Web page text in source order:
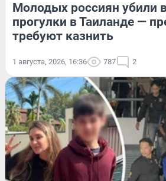
Молодых россиян убили
прогулки в Таиланде —
требуют казнить
1 августа, 2026, 16:36 787 2